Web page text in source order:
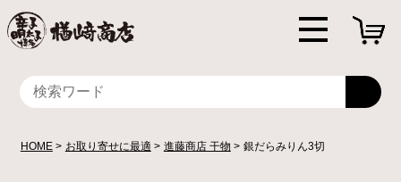
HOME お取り寄せに最適 進藤商店 干物 銀だらみりん3切